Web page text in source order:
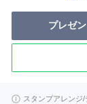
プレゼ
スタンプアレンジ